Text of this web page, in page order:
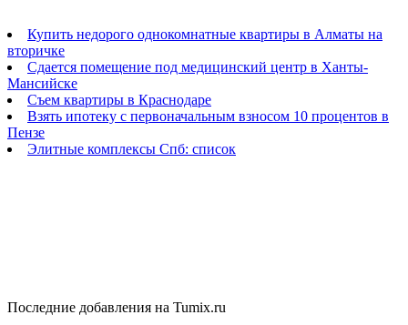
Купить недорого однокомнатные квартиры в Алматы на
вторичке
Сдается помещение под медицинский центр в Ханты-
Мансийске
Съем квартиры в Краснодаре
Взять ипотеку с первоначальным взносом 10 процентов в
Пензе
Элитные комплексы Спб: список
Последние добавления на Tumix.ru